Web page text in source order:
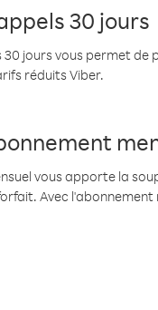
30 jours
jours vous permet de
réduits Viber.
vous apporte la
Avec l'abonnement